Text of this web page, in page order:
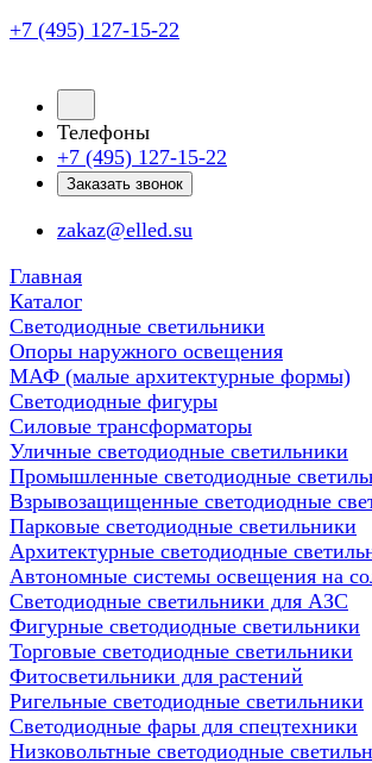
+7 (495) 127-15-22
Телефоны
+7 (495) 127-15-22
Заказать звонок
zakaz@elled.su
Главная
Каталог
Светодиодные светильники
Опоры наружного освещения
МАФ (малые архитектурные формы)
Светодиодные фигуры
Силовые трансформаторы
Уличные светодиодные светильники
Промышленные светодиодные
Взрывозащищенные светодиодные
Парковые светодиодные светильники
Архитектурные светодиодные
Автономные системы освещения на
Светодиодные светильники для АЗС
Фигурные светодиодные светильники
Торговые светодиодные светильники
Фитосветильники для растений
Ригельные светодиодные светильники
Cветодиодные фары для спецтехники
Низковольтные светодиодные